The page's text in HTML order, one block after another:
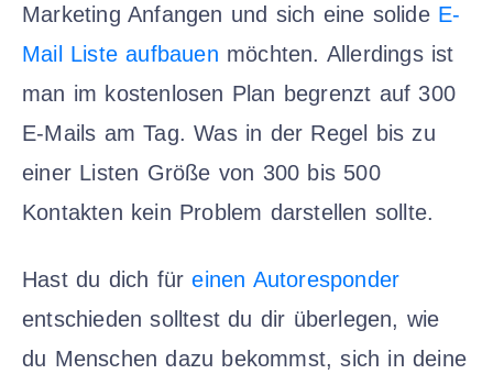
Marketing Anfangen und sich eine solide E-
Mail Liste aufbauen möchten. Allerdings ist
man im kostenlosen Plan begrenzt auf 300
E-Mails am Tag. Was in der Regel bis zu
einer Listen Größe von 300 bis 500
Kontakten kein Problem darstellen sollte.
Hast du dich füreinen Autoresponder
entschieden solltest du dir überlegen, wie
du Menschen dazu bekommst, sich in deine